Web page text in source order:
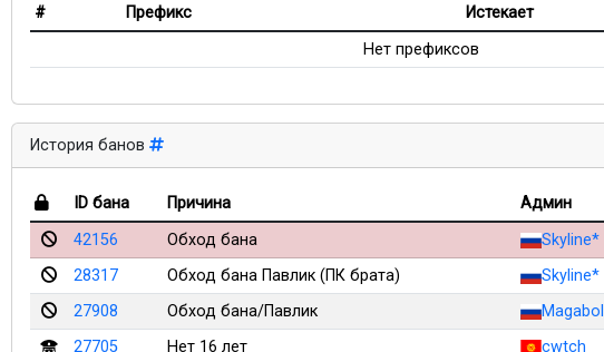
# Префикс
Истекает
Нет префиксов
История банов
ID бана Причина Админ
42156
Обход бана Skyline*
28317
Обход бана Павлик (ПК брата) Skyline*
27908
Обход бана/Павлик Magabol
27705
Нет 16 лет cwtch